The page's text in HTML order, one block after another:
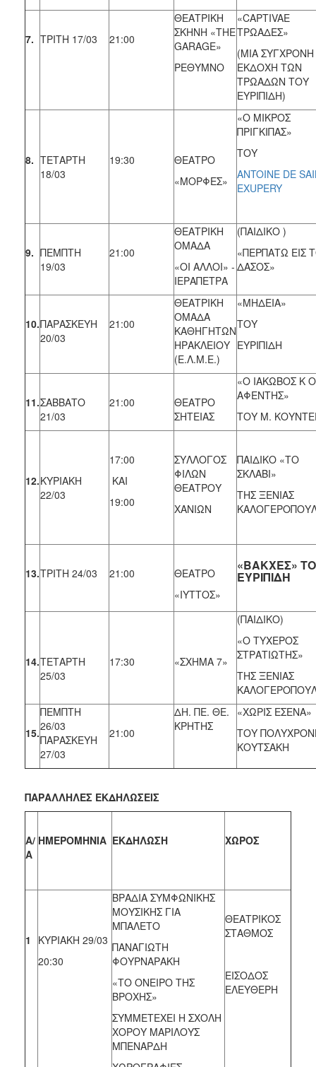
7. ΤΡΙΤΗ 17/03 21:00
ΘΕΑΤΡΙΚΗ
ΣΚΗΝΗ «THE
GARAGE»
ΡΕΘΥΜΝΟ
«CAPTIVAE
ΤΡΩΑΔΕΣ»
(MIA ΣΥΓΧΡΟΝΗ
ΕΚΔΟΧΗ ΤΩΝ
ΤΡΩΑΔΩΝ ΤΟΥ
ΕΥΡΙΠΙΔΗ)
8. ΤΕΤΑΡΤΗ
18/03
19:30
ΘΕΑΤΡΟ
«ΜΟΡΦΕΣ»
«Ο ΜΙΚΡΟΣ
ΠΡΙΓΚΙΠΑΣ»
ΤΟΥ
ANTOINE DE
EXUPERY
9. ΠΕΜΠΤΗ
19/03
21:00
ΘΕΑΤΡΙΚΗ
ΟΜΑΔΑ
«ΟΙ ΑΛΛΟΙ» -
ΙΕΡΑΠΕΤΡΑ
(ΠΑΙΔΙΚΟ )
«ΠΕΡΠΑΤΩ ΕΙΣ
ΔΑΣΟΣ»
10.ΠΑΡΑΣΚΕΥΗ
20/03
21:00
ΘΕΑΤΡΙΚΗ
ΟΜΑΔΑ
ΚΑΘΗΓΗΤΩΝ
ΗΡΑΚΛΕΙΟΥ
(Ε.Λ.Μ.Ε.)
«ΜΗΔΕΙΑ»
ΤΟΥ
ΕΥΡΙΠΙΔΗ
11.ΣΑΒΒΑΤΟ
21/03
21:00
ΘΕΑΤΡΟ
ΣΗΤΕΙΑΣ
«Ο ΙΑΚΩΒΟΣ Κ Ο
ΑΦΕΝΤΗΣ»
ΤΟΥ Μ.
12.ΚΥΡΙΑΚΗ
22/03
17:00
KAI
19:00
ΣΥΛΛΟΓΟΣ
ΦΙΛΩΝ
ΘΕΑΤΡΟΥ
ΧΑΝΙΩΝ
ΠΑΙΔΙΚΟ «ΤΟ
ΣΚΛΑΒΙ»
ΤΗΣ ΞΕΝΙΑΣ
13.ΤΡΙΤΗ 24/03 21:00
ΘΕΑΤΡΟ
«ΙΥΤΤΟΣ»
«ΒΑΚΧΕΣ»
ΕΥΡΙΠΙΔΗ
14.ΤΕΤΑΡΤΗ
25/03
17:30 «ΣΧΗΜΑ 7»
(ΠΑΙΔΙΚΟ)
«Ο ΤΥΧΕΡΟΣ
ΣΤΡΑΤΙΩΤΗΣ»
ΤΗΣ ΞΕΝΙΑΣ
15.
ΠΕΜΠΤΗ
26/03
ΠΑΡΑΣΚΕΥΗ
27/03
21:00
ΔΗ. ΠΕ. ΘΕ.
ΚΡΗΤΗΣ
«ΧΩΡΙΣ ΕΣΕΝΑ»
ΤΟΥ
ΚΟΥΤΣΑΚΗ
ΠΑΡΑΛΛΗΛΕΣ ΕΚΔΗΛΩΣΕΙΣ
Α/
Α
ΗΜΕΡΟΜΗΝΙΑ ΕΚΔΗΛΩΣΗ ΧΩΡΟΣ
1
ΚΥΡΙΑΚΗ 29/03
20:30
ΒΡΑΔΙΑ ΣΥΜΦΩΝΙΚΗΣ
ΜΟΥΣΙΚΗΣ ΓΙΑ
ΜΠΑΛΕΤΟ
ΠΑΝΑΓΙΩΤΗ
ΦΟΥΡΝΑΡΑΚΗ
«ΤΟ ΟΝΕΙΡΟ ΤΗΣ
ΒΡΟΧΗΣ»
ΣΥΜΜΕΤΕΧΕΙ Η ΣΧΟΛΗ
ΧΟΡΟΥ ΜΑΡΙΛΟΥΣ
ΜΠΕΝΑΡΔΗ
ΘΕΑΤΡΙΚΟΣ
ΣΤΑΘΜΟΣ
ΕΙΣΟΔΟΣ
ΕΛΕΥΘΕΡΗ